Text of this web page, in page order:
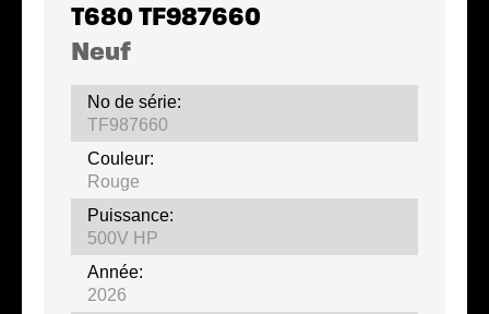
T680 TF987660
Neuf
No de série:
TF987660
Couleur:
Rouge
Puissance:
500V HP
Année:
2026